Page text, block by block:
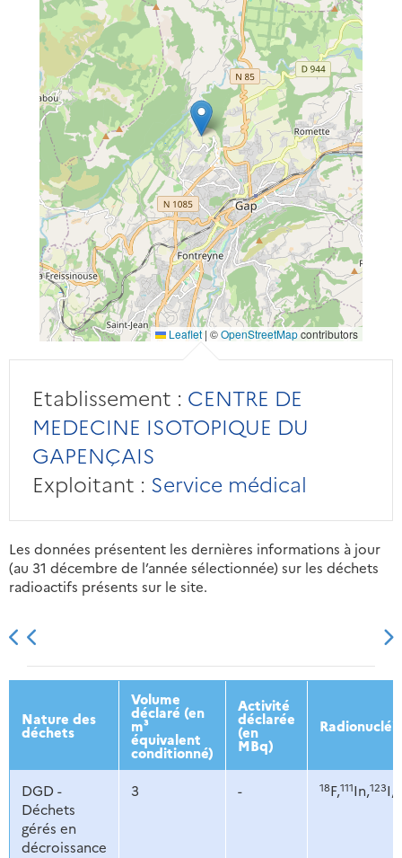
Leaflet | ©OpenStreetMapcontributors
Etablissement : CENTRE DE
MEDECINE ISOTOPIQUE DU
GAPENÇAIS
Exploitant : Service médical
Les données présentent les dernières informations à jour
(au 31 décembre de l’année sélectionnée) sur les déchets
radioactifs présents sur le site.
2013 2014 2015 2016
Nature des
déchets
Volume
déclaré (en
m³
équivalent
conditionné)
Activité
déclarée
(en
MBq)
DGD -
Déchets
gérés en
décroissance
3 - 18F,111In,123I,